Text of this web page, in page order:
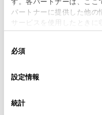
パートナーに提供した他の
サービスを使用したときに
使用することがあります。
デバイスにすべての
意したことになります。
設定の変更、同意を撤回
「Cookie（クッキー）情報
必須
設定情報
統計
必須 都道府県
必須 市区町村名